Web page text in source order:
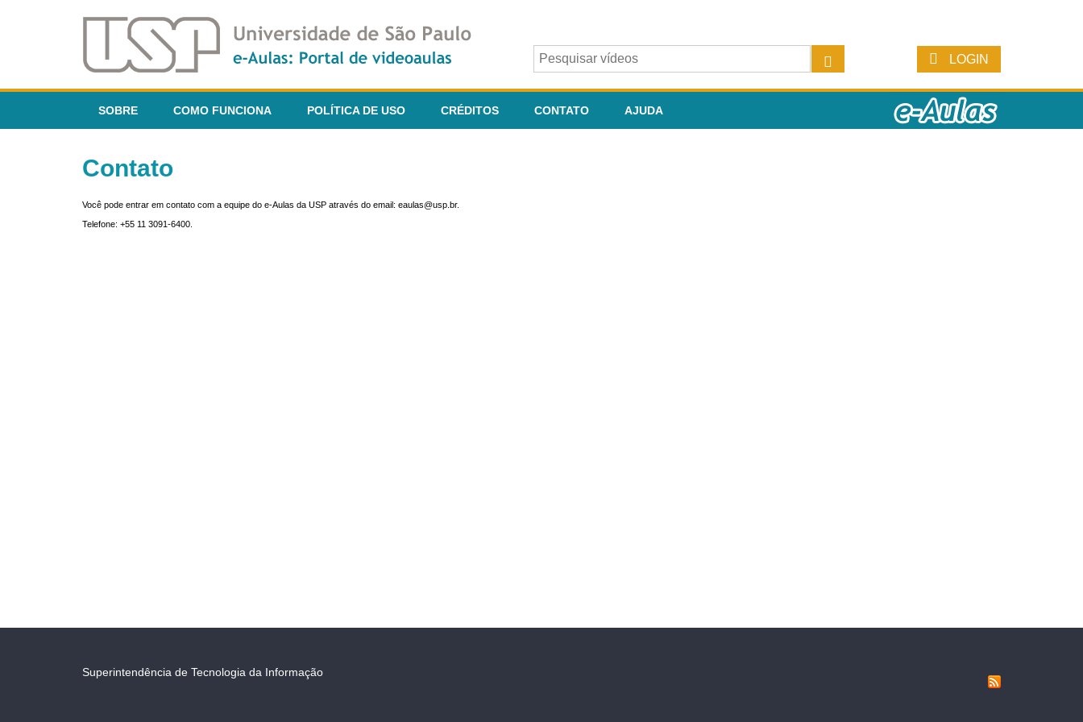
LOGIN
SOBRE COMO FUNCIONA POLÍTICA DE USO CRÉDITOS CONTATO AJUDA
Contato
Você pode entrar em contato com a equipe do e-Aulas da USP através do email: eaulas@usp.br.
Telefone: +55 11 3091-6400.
Superintendência de Tecnologia da Informação